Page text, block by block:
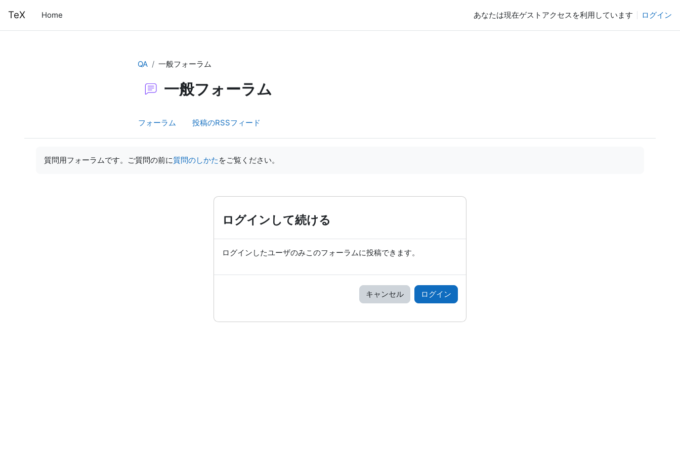
TeX Home あなたは現在ゲストアクセスを利用しています ログイン
QA 一般フォーラム
一般フォーラム
フォーラム 投稿のRSSフィード
質問用フォーラムです。ご質問の前に質問のしかた をご覧ください。
ログインして続ける
ログインしたユーザのみこのフォーラムに投稿できます。
キャンセル ログイン